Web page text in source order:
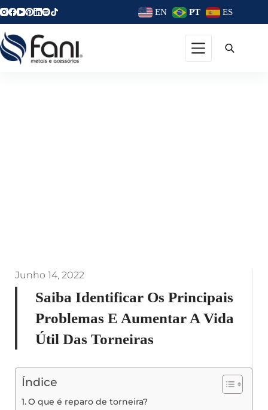
EN PT ES
Junho 14, 2022
Saiba Identificar Os Principais
Problemas E Aumentar A Vida
Útil Das Torneiras
Índice
O que é reparo de torneira?